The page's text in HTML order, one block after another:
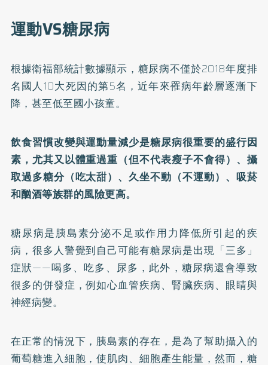
運動VS糖尿病
根據衛福部統計數據顯示，糖尿病不僅於2018年度排
名國人10大死因的第5名，近年來罹病年齡層逐漸下
降，甚至低至國小孩童。
飲食習慣改變與運動量減少是糖尿病很重要的盛行因
素，尤其又以體重過重（但不代表瘦子不會得）、攝
取過多糖分（吃太甜）、久坐不動（不運動）、吸菸
和酗酒等族群的風險更高。
糖尿病是胰島素分泌不足或作用力降低所引起的疾
病，很多人警覺到自己可能有糖尿病是出現「三多」
症狀——喝多、吃多、尿多，此外，糖尿病還會導致
很多的併發症，例如心血管疾病、腎臟疾病、眼睛與
神經病變。
在正常的情況下，胰島素的存在，是為了幫助攝入的
葡萄糖進入細胞，使肌肉、細胞產生能量，然而，糖